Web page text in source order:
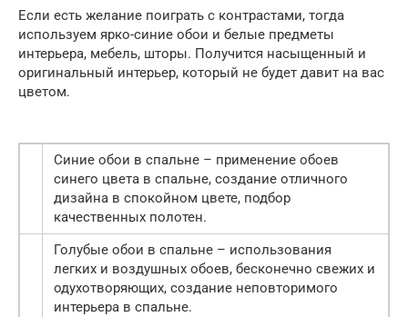
Если есть желание поиграть с контрастами, тогда
используем ярко-синие обои и белые предметы
интерьера, мебель, шторы. Получится насыщенный и
оригинальный интерьер, который не будет давит на вас
цветом.
Синие обои в спальне – применение обоев
синего цвета в спальне, создание отличного
дизайна в спокойном цвете, подбор
качественных полотен.
Голубые обои в спальне – использования
легких и воздушных обоев, бесконечно свежих и
одухотворяющих, создание неповторимого
интерьера в спальне.